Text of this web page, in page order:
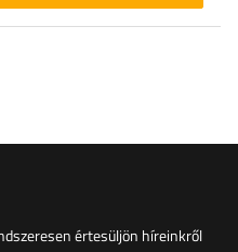
értesüljön híreinkről